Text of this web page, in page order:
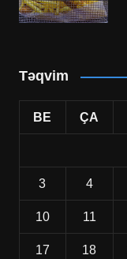
Təqvim
BE ÇA
3 4
10 11
17 18